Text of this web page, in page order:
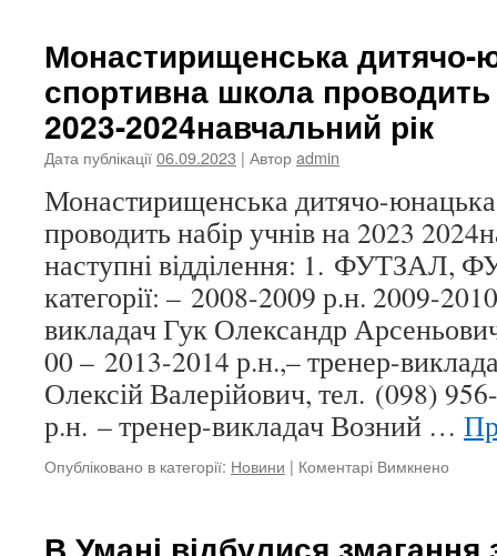
Монастирищенська дитячо-
спортивна школа проводить
2023-2024навчальний рік
Дата публікації06.09.2023 | Авторadmin
Монастирищенська дитячо-
проводить набір учнів на 2023
наступні відділення: 1. ФУТЗАЛ,
категорії: – 2008-2009 р.н. 2009-
викладач Гук Олександр
00 – 2013-2014 р.н.,– тренер-
Олексій Валерійович, тел. (098)
р.н. – тренер-викладач Возний …
Опубліковано в категорії: Новини | Коментарі Вимкнено